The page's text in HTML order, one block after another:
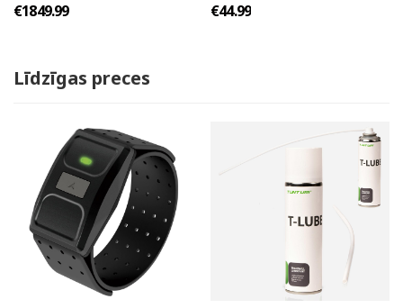
€1849.99 €44.99
Līdzīgas preces